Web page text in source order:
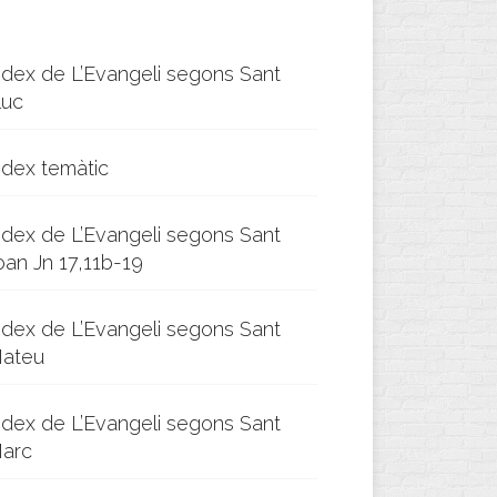
de L’Evangeli segons Sant
temàtic
de L’Evangeli segons Sant
Jn 17,11b-19
de L’Evangeli segons Sant
de L’Evangeli segons Sant